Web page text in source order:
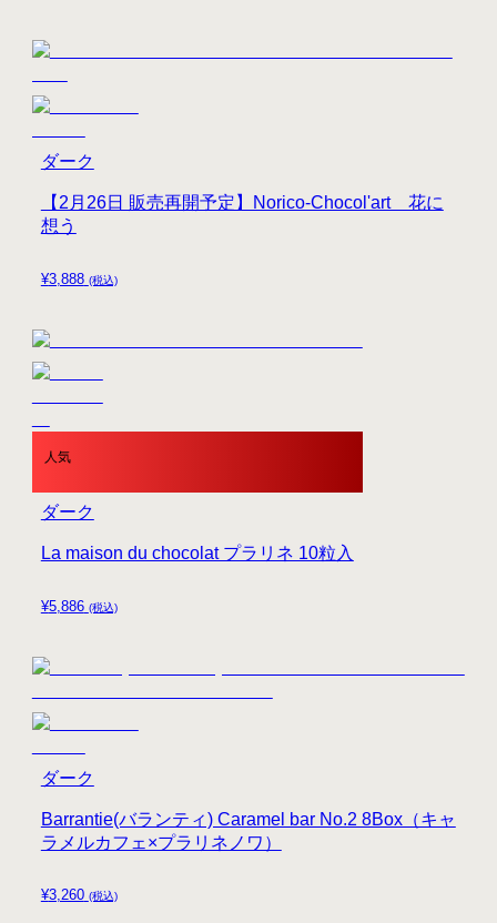
¥3,888 (税込)
【2月26日 販売再開予定】Norico-Chocol'art 花に
想う
ダーク
人気
¥5,886 (税込)
La maison du chocolat プラリネ 10粒入
ダーク
¥3,260 (税込)
Barrantie(バランティ) Caramel bar No.2 8Box（キャ
ラメルカフェ×プラリネノワ）
ダーク